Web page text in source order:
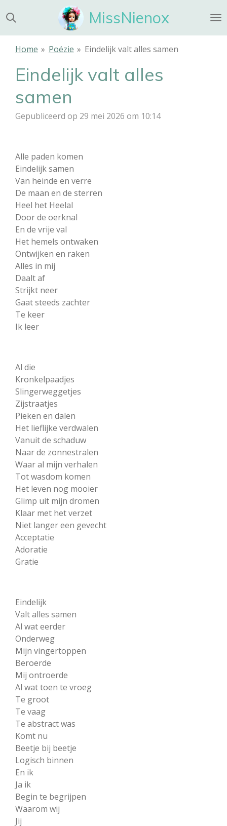
direct
naar
MissNienox
Home » Poëzie » Eindelijk valt alles samen
Eindelijk valt alles
samen
Gepubliceerd op 29 mei 2026 om 10:14
Alle paden komen
Eindelijk samen
Van heinde en verre
De maan en de sterren
Heel het Heelal
Door de oerknal
En de vrije val
Het hemels ontwaken
Ontwijken en raken
Alles in mij
Daalt af
Strijkt neer
Gaat steeds zachter
Te keer
Ik leer
Al die
Kronkelpaadjes
Slingerweggetjes
Zijstraatjes
Pieken en dalen
Het lieflijke verdwalen
Vanuit de schaduw
Naar de zonnestralen
Waar al mijn verhalen
Tot wasdom komen
Het leven nog mooier
Glimp uit mijn dromen
Klaar met het verzet
Niet langer een gevecht
Acceptatie
Adoratie
Gratie
Eindelijk
Valt alles samen
Al wat eerder
Onderweg
Mijn vingertoppen
Beroerde
Mij ontroerde
Al wat toen te vroeg
Te groot
Te vaag
Te abstract was
Komt nu
Beetje bij beetje
Logisch binnen
En ik
Ja ik
Begin te begrijpen
Waarom wij
Jij